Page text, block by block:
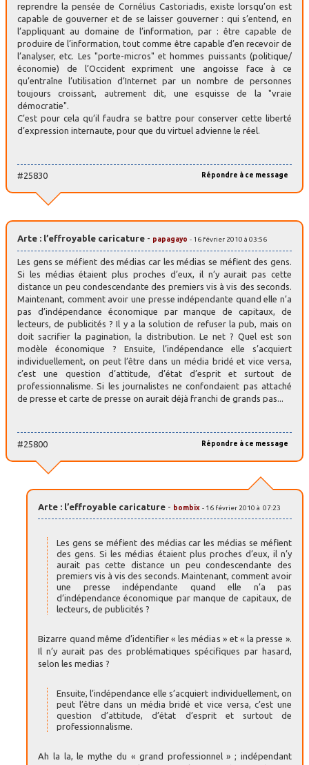
reprendre la pensée de Cornélius Castoriadis, existe lorsqu’on est
capable de gouverner et de se laisser gouverner : qui s’entend, en
l’appliquant au domaine de l’information, par : être capable de
produire de l’information, tout comme être capable d’en recevoir de
l’analyser, etc. Les "porte-micros" et hommes puissants (politique/
économie) de l’Occident expriment une angoisse face à ce
qu’entraîne l’utilisation d’Internet par un nombre de personnes
toujours croissant, autrement dit, une esquisse de la "vraie
démocratie".
C’est pour cela qu’il faudra se battre pour conserver cette liberté
d’expression internaute, pour que du virtuel advienne le réel.
Répondre à ce message
#25830
Arte : l’effroyable caricature - papagayo - 16 février 2010 à 03:56
Les gens se méfient des médias car les médias se méfient des gens.
Si les médias étaient plus proches d’eux, il n’y aurait pas cette
distance un peu condescendante des premiers vis à vis des seconds.
Maintenant, comment avoir une presse indépendante quand elle n’a
pas d’indépendance économique par manque de capitaux, de
lecteurs, de publicités ? Il y a la solution de refuser la pub, mais on
doit sacrifier la pagination, la distribution. Le net ? Quel est son
modèle économique ? Ensuite, l’indépendance elle s’acquiert
individuellement, on peut l’être dans un média bridé et vice versa,
c’est une question d’attitude, d’état d’esprit et surtout de
professionnalisme. Si les journalistes ne confondaient pas attaché
de presse et carte de presse on aurait déjà franchi de grands pas...
Répondre à ce message
#25800
Arte : l’effroyable caricature - bombix - 16 février 2010 à 07:23
Les gens se méfient des médias car les médias se méfient
des gens. Si les médias étaient plus proches d’eux, il n’y
aurait pas cette distance un peu condescendante des
premiers vis à vis des seconds. Maintenant, comment avoir
une presse indépendante quand elle n’a pas
d’indépendance économique par manque de capitaux, de
lecteurs, de publicités ?
Bizarre quand même d’identifier « les médias » et « la presse ».
Il n’y aurait pas des problématiques spécifiques par hasard,
selon les medias ?
Ensuite, l’indépendance elle s’acquiert individuellement, on
peut l’être dans un média bridé et vice versa, c’est une
question d’attitude, d’état d’esprit et surtout de
professionnalisme.
Ah la la, le mythe du « grand professionnel » ; indépendant